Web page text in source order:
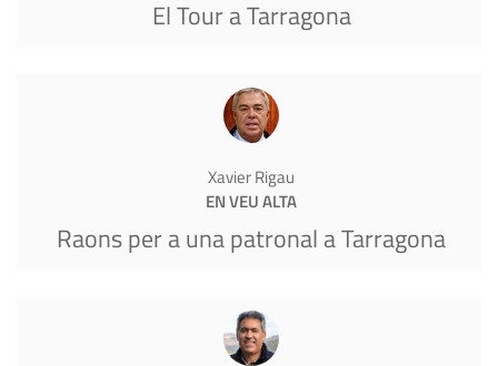
El Tour a Tarragona
Xavier Rigau
EN VEU ALTA
Raons per a una patronal a Tarragona